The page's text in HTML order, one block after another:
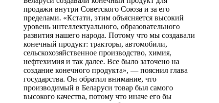
продажи внутри Советского Союза и за его
пределами. «Кстати, этим объясняется высокий
уровень интеллектуального, образовательного
развития нашего народа. Потому что мы создавали
конечный продукт: тракторы, автомобили,
сельскохозяйственное производство, химия,
нефтехимия и так далее. Все было заточено на
создание конечного продукта», — пояснил глава
государства. Он обратил внимание, что
производимый в Беларуси товар был самого
высокого качества, потому что иначе его бы